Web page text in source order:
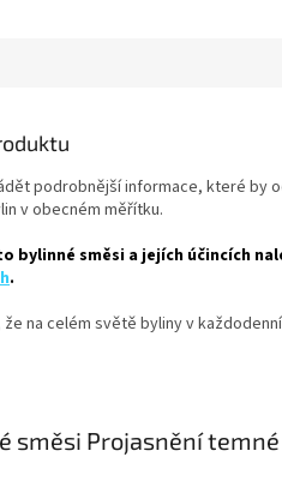
podrobnější informace, které by
v obecném měřítku.
bylinné směsi a jejích účincích
.
na celém světě byliny v
směsi Projasnění